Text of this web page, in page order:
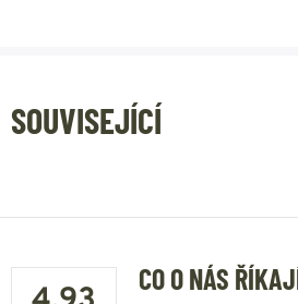
SOUVISEJÍCÍ
CO O NÁS